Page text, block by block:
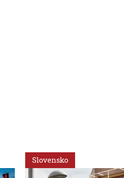
Slovensko